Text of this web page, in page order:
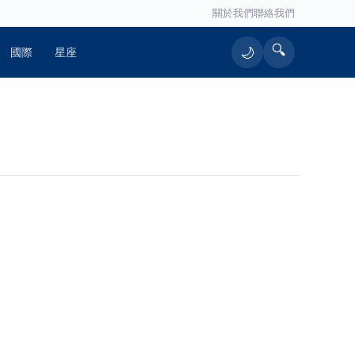
關於我們聯絡我們
國際 星座 🌙 🔍